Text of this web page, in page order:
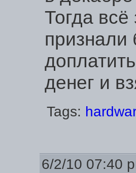
Тогда всё
признали
денег и
Tags:
6/2/10 07:40